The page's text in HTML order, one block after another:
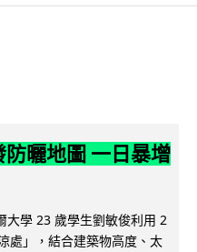
曬地圖 一日暴增
大學 23 歲學生劉敏俊利用 2
處」，結合建築物高度、太